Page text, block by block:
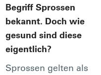
Begriff Sprossen
bekannt. Doch wie
gesund sind diese
eigentlich?
Sprossen gelten als